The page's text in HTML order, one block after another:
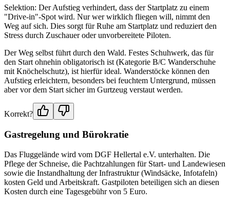
Selektion: Der Aufstieg verhindert, dass der Startplatz zu einem
"Drive-in"-Spot wird. Nur wer wirklich fliegen will, nimmt den
Weg auf sich. Dies sorgt für Ruhe am Startplatz und reduziert den
Stress durch Zuschauer oder unvorbereitete Piloten.
Der Weg selbst führt durch den Wald. Festes Schuhwerk, das für
den Start ohnehin obligatorisch ist (Kategorie B/C Wanderschuhe
mit Knöchelschutz), ist hierfür ideal. Wanderstöcke können den
Aufstieg erleichtern, besonders bei feuchtem Untergrund, müssen
aber vor dem Start sicher im Gurtzeug verstaut werden.
Korrekt?
Gastregelung und Bürokratie
Das Fluggelände wird vom DGF Hellertal e.V. unterhalten. Die
Pflege der Schneise, die Pachtzahlungen für Start- und Landewiesen
sowie die Instandhaltung der Infrastruktur (Windsäcke, Infotafeln)
kosten Geld und Arbeitskraft. Gastpiloten beteiligen sich an diesen
Kosten durch eine Tagesgebühr von 5 Euro.